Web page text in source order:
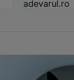
adevarul.ro